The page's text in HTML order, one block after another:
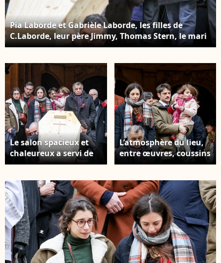
Pia Laborde et Gabrièle Laborde, les filles de
C.Laborde, leur père Jimmy, Thomas Stern, le mari
de la défunte - Sortie des obsèques de Catherine
2025. Décédée le 28 janvier 2025 à l'âge de 73 ans,
l'ancienne présentatrice météo de TF1 (1988 - 2017)
était atteinte de la maladie neurodégénérative à
corps de Lewy. © Jacovides - Moreau / Bestimage
Le salon spacieux et
chaleureux a servi de
cadre pour des
d’émotion et de
souvenirs familiaux.
Interviewées par le
magazine "Gala", ses
filles, Gabrièle et Pia,
ont tenu à rendre
hommage à leur mère
L’atmosphère du lieu,
entre œuvres, coussins
et convivialité, reflète
accueillir et
réconforter les invités.
Pia Laborde et Gabrièle
Laborde, les filles de
C.Laborde, et leur père
Jimmy, son petit-fils
Saul, Thomas Stern, le